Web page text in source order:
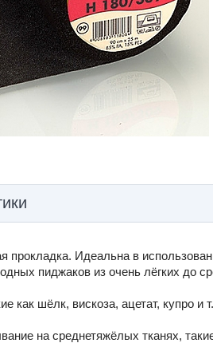
прокладка. Идеальна в
пиджаков из очень лёгких до
как шёлк, вискоза, ацетат, купро и
на среднетяжёлых тканях,